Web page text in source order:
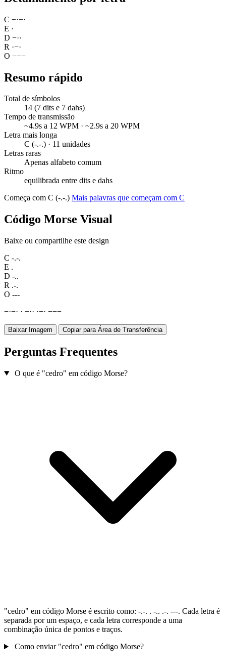
C −·−·
E ·
D −··
R ·−·
O −−−
Resumo rápido
Total de símbolos
14 (7 dits e 7 dahs)
Tempo de transmissão
~4.9s a 12 WPM · ~2.9s a 20 WPM
Letra mais longa
C (-.-.) · 11 unidades
Letras raras
Apenas alfabeto comum
Ritmo
equilibrada entre dits e dahs
Começa com C (-.-.) Mais palavras que começam com C
Código Morse Visual
Baixe ou compartilhe este design
C -.-.
E .
D -..
R .-.
O ---
−·−· · −·· ·−· −−−
Baixar Imagem Copiar para Área de Transferência
Perguntas Frequentes
O que é "cedro" em código Morse?
"cedro" em código Morse é escrito como: -.-. . -.. .-. ---. Cada letra é
separada por um espaço, e cada letra corresponde a uma
combinação única de pontos e traços.
Como enviar "cedro" em código Morse?